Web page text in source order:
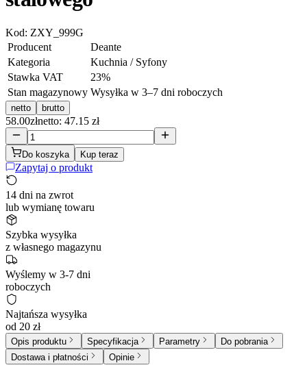
Kod: ZXY_999G
Producent
Deante
Kategoria
Kuchnia / Syfony
Stawka VAT
23%
Stan magazynowy Wysyłka w 3–7 dni roboczych
netto brutto
58.00złnetto: 47.15 zł
Do koszyka Kup teraz
Zapytaj o produkt
14 dni na zwrot
lub wymianę towaru
Szybka wysyłka
z własnego magazynu
Wyślemy w 3-7 dni
roboczych
Najtańsza wysyłka
od 20 zł
Opis produktu Specyfikacja Parametry
Do pobrania
Dostawa i płatności
Opinie